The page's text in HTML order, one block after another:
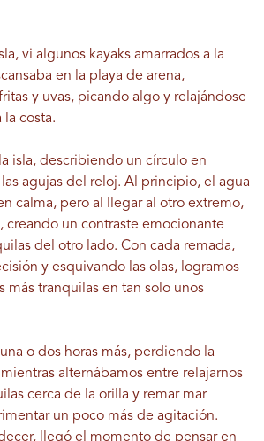
vi algunos kayaks amarrados a la
en la playa de arena,
y uvas, picando algo y relajándose
la costa.
isla, describiendo un círculo en
agujas del reloj. Al principio, el agua
calma, pero al llegar al otro extremo,
creando un contraste emocionante
del otro lado. Con cada remada,
y esquivando las olas, logramos
más tranquilas en tan solo unos
o dos horas más, perdiendo la
alternábamos entre relajarnos
cerca de la orilla y remar mar
un poco más de agitación.
llegó el momento de pensar en